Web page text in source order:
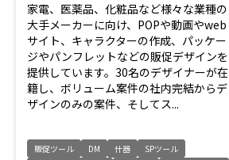
家電、医薬品、化粧品など様々な業種の
大手メーカーに向け、POPや動画やweb
サイト、キャラクターの作成、パッケー
ジやパンフレットなどの販促デザインを
提供しています。30名のデザイナーが在
籍し、ボリューム案件の社内完結からデ
ザインのみの案件、そしてス...
販促ツール DM 什器
SPツール